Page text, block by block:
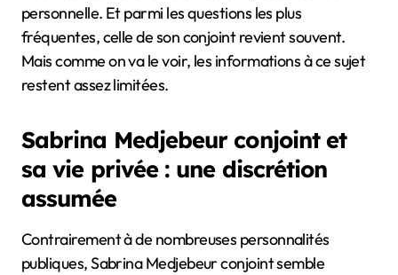
personnelle. Et parmi les questions les plus
fréquentes, celle de son conjoint revient souvent.
Mais comme on va le voir, les informations à ce sujet
restent assez limitées.
Sabrina Medjebeur conjoint et
sa vie privée : une discrétion
assumée
Contrairement à de nombreuses personnalités
publiques, Sabrina Medjebeur conjoint semble